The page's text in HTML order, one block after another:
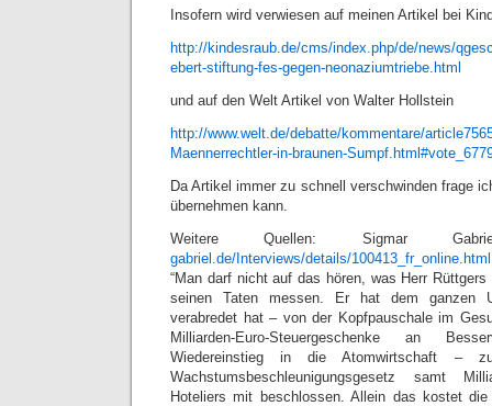
Insofern wird verwiesen auf meinen Artikel bei
http://kindesraub.de/cms/index.php/de/news/
ebert-stiftung-fes-gegen-neonaziumtriebe.html
und auf den Welt Artikel von Walter Hollstein
http://www.welt.de/debatte/kommentare/
Maennerrechtler-in-braunen-
Da Artikel immer zu schnell verschwinden frage
übernehmen kann.
Weitere Quellen: Sigmar
gabriel.de/Interviews/details/100413_fr_online.html
“Man darf nicht auf das hören, was Herr
seinen Taten messen. Er hat dem ganzen
verabredet hat – von der Kopfpauschale im
Milliarden-Euro-Steuergeschenke an
Wiedereinstieg in die Atomwirtschaft –
Wachstumsbeschleunigungsgesetz samt
Hoteliers mit beschlossen. Allein das kostet